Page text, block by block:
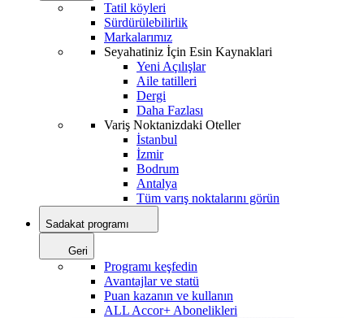
Tatil köyleri
Sürdürülebilirlik
Markalarımız
Seyahatiniz İçin Esin Kaynaklari
Yeni Açılışlar
Aile tatilleri
Dergi
Daha Fazlası
Variş Noktanizdaki Oteller
İstanbul
İzmir
Bodrum
Antalya
Tüm varış noktalarını görün
Sadakat programı
Geri
Programı keşfedin
Avantajlar ve statü
Puan kazanın ve kullanın
ALL Accor+ Abonelikleri